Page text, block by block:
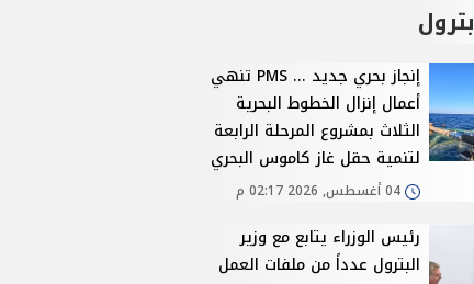
بترول
إنجاز بحري جديد ... PMS تنهي
أعمال إنزال الخطوط البحرية
الثلاث بمشروع المرحلة الرابعة
لتنمية حقل غاز كاموس البحري
04 أغسطس, 2026 02:17 م
رئيس الوزراء يتابع مع وزير
البترول عدداً من ملفات العمل